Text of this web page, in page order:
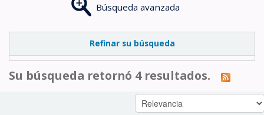
Búsqueda avanzada
Refinar su búsqueda
Su búsqueda retornó 4 resultados.